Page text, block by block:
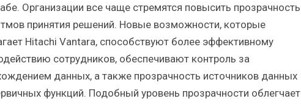
Организации все чаще стремятся повысить прозрачность
принятия решений. Новые возможности, которые
Hitachi Vantara, способствуют более эффективному
сотрудников, обеспечивают контроль за
данных, а также прозрачность источников данных
функций. Подобный уровень прозрачности облегчает